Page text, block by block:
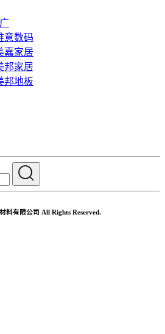
意数码
嘉家居
邦家居
邦地板
料有限公司 All Rights Reserved.